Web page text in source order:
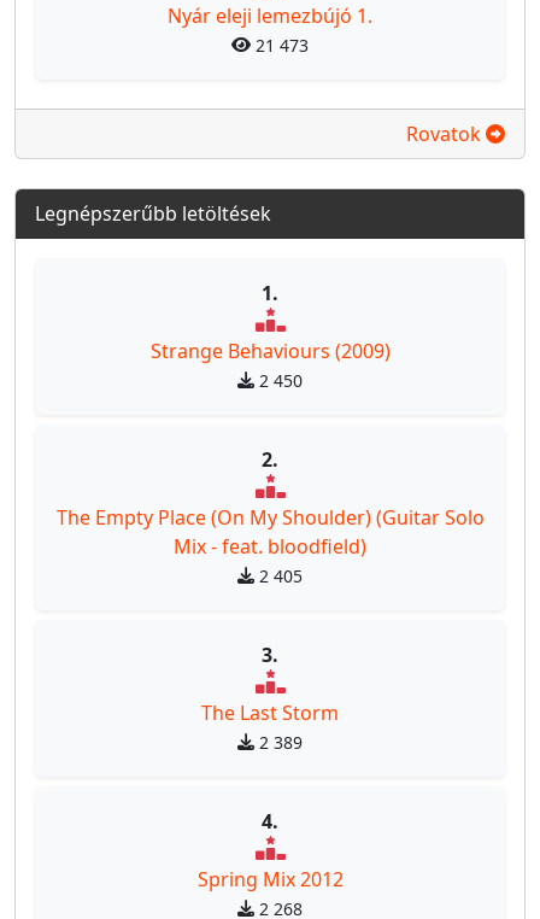
Nyár eleji lemezbújó 1.
21 473
Rovatok
Legnépszerűbb letöltések
1.
Strange Behaviours (2009)
2 450
2.
The Empty Place (On My Shoulder) (Guitar Solo
Mix - feat. bloodfield)
2 405
3.
The Last Storm
2 389
4.
Spring Mix 2012
2 268